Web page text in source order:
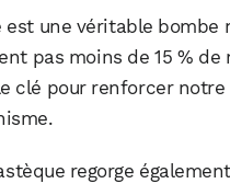
est une véritable
pas moins de 15 %
clé pour renforcer notre
regorge